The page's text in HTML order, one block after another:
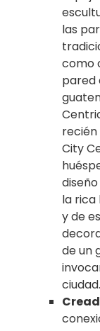
las
como
pared
City
la rica
y de
de un
ciudad.